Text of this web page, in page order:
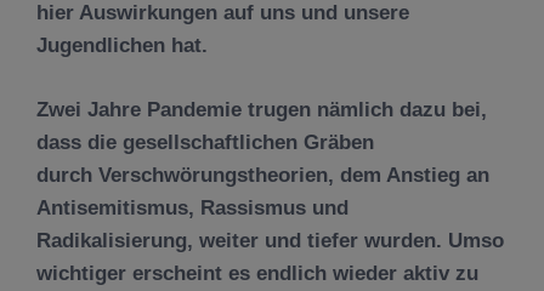
hier Auswirkungen auf uns und unsere
Jugendlichen hat.
Zwei Jahre Pandemie trugen nämlich dazu bei,
dass die gesellschaftlichen Gräben
durch Verschwörungstheorien, dem Anstieg an
Antisemitismus, Rassismus und
Radikalisierung, weiter und tiefer wurden. Umso
wichtiger erscheint es endlich wieder aktiv zu